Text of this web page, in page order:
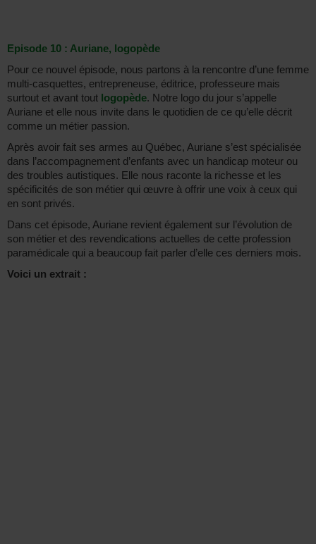
Episode 10 : Auriane, logopède
Pour ce nouvel épisode, nous partons à la rencontre d’une femme
multi-casquettes, entrepreneuse, éditrice, professeure mais
surtout et avant tout logopède. Notre logo du jour s’appelle
Auriane et elle nous invite dans le quotidien de ce qu’elle décrit
comme un métier passion.
Après avoir fait ses armes au Québec, Auriane s’est spécialisée
dans l’accompagnement d’enfants avec un handicap moteur ou
des troubles autistiques. Elle nous raconte la richesse et les
spécificités de son métier qui œuvre à offrir une voix à ceux qui
en sont privés.
Dans cet épisode, Auriane revient également sur l’évolution de
son métier et des revendications actuelles de cette profession
paramédicale qui a beaucoup fait parler d’elle ces derniers mois.
Voici un extrait :